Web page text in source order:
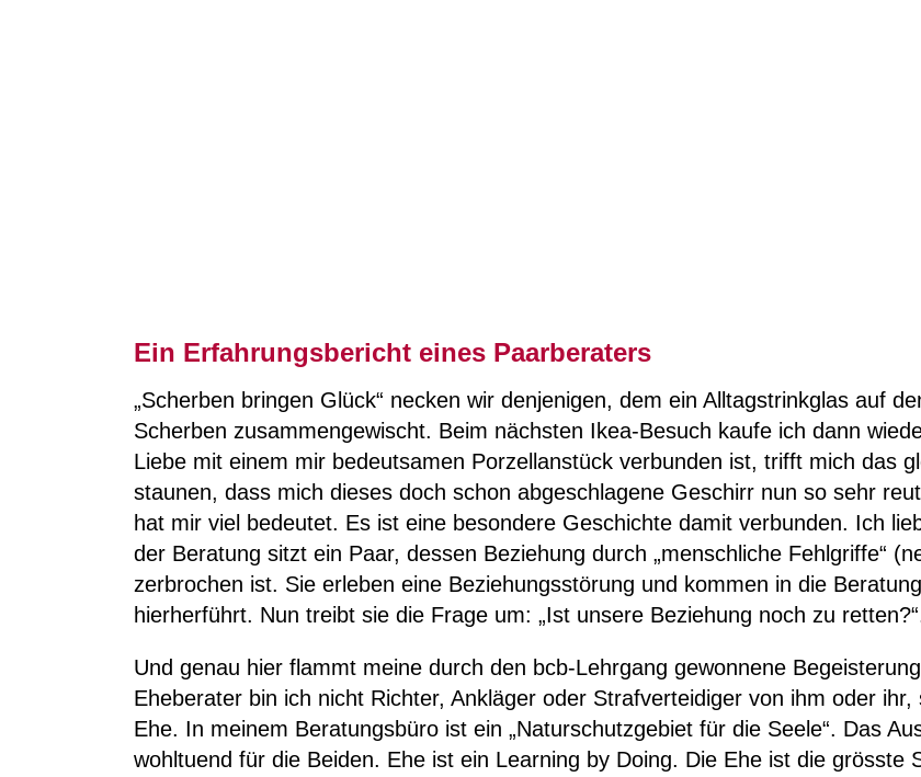
Ein Erfahrungsbericht eines Paarberaters
„Scherben bringen Glück“ necken wir denjenigen, dem ein Alltagstrinkglas auf
Scherben zusammengewischt. Beim nächsten Ikea-Besuch kaufe ich dann
Liebe mit einem mir bedeutsamen Porzellanstück verbunden ist, trifft mich das
staunen, dass mich dieses doch schon abgeschlagene Geschirr nun so sehr
hat mir viel bedeutet. Es ist eine besondere Geschichte damit verbunden. Ich
der Beratung sitzt ein Paar, dessen Beziehung durch „menschliche Fehlgriffe“
zerbrochen ist. Sie erleben eine Beziehungsstörung und kommen in die
hierherführt. Nun treibt sie die Frage um: „Ist unsere Beziehung noch zu
Und genau hier flammt meine durch den bcb-Lehrgang gewonnene
Eheberater bin ich nicht Richter, Ankläger oder Strafverteidiger von ihm oder
Ehe. In meinem Beratungsbüro ist ein „Naturschutzgebiet für die Seele“. Das
wohltuend für die Beiden. Ehe ist ein Learning by Doing. Die Ehe ist die grösste